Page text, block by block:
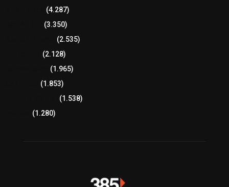
(4.287)
(3.350)
(2.535)
(2.128)
(1.965)
(1.853)
(1.538)
(1.280)